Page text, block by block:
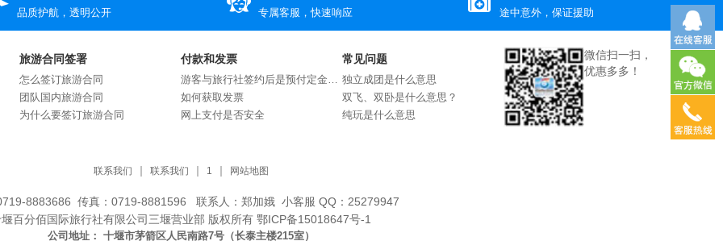
品质护航，透明公开 专属客服，快速响应 途中意外，保证援助
旅游合同签署
怎么签订旅游合同
团队国内旅游合同
为什么要签订旅游合同
付款和发票
如何获取发票
网上支付是否安全
常见问题
独立成团是什么意思
双飞、双卧是什么意思？
纯玩是什么意思
微信扫一扫，
优惠多多！
联系我们 联系我们 1 网站地图
8883686 传真：0719-8881596 联系人：郑加娥 小客服 QQ：25279947
百分佰国际旅行社有限公司三堰营业部 版权所有 鄂ICP备15018647号-1
公司地址： 十堰市茅箭区人民南路7号（长泰主楼215室）